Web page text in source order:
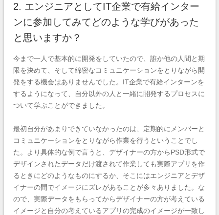
2. エンジニアとしてIT企業で有給インター
ンに参加してみてどのような学びがあった
と思いますか？
今まで一人で基本的に開発をしていたので、誰か他の人間と期
限を決めて、そして綿密なコミュニケーションをとりながら開
発をする機会はありませんでした。IT企業で有給インターンを
するようになって、自分以外の人と一緒に開発するプロセスに
ついて学ぶことができました。
最初自分があまりできていなかったのは、定期的にメンバーと
コミュニケーションをとりながら作業を行うということでし
た。より具体的な例で言うと、デザイナーの方からPSD形式で
デザインされたデータだけ渡されて作業しても実際アプリを作
るときにどのようなものにするか、そこにはエンジニアとデザ
イナーの間でイメージにズレがあることが多々ありました。な
ので、実際データをもらってからデザイナーの方が考えている
イメージと自分の考えているアプリの完成のイメージが一致し